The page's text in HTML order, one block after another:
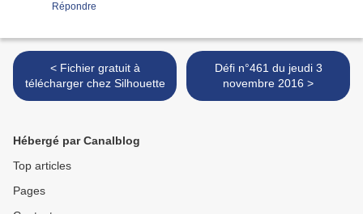
Répondre
< Fichier gratuit à
télécharger chez Silhouette
Défi n°461 du jeudi 3
novembre 2016 >
Hébergé par Canalblog
Top articles
Pages